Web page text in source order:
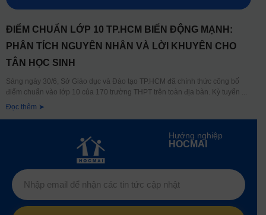
ĐIỂM CHUẨN LỚP 10 TP.HCM BIẾN ĐỘNG MẠNH:
PHÂN TÍCH NGUYÊN NHÂN VÀ LỜI KHUYÊN CHO
TÂN HỌC SINH
Sáng ngày 30/6, Sở Giáo dục và Đào tạo TP.HCM đã chính thức công bố
điểm chuẩn vào lớp 10 của 170 trường THPT trên toàn địa bàn. Kỳ tuyển
Đọc thêm ➤
Hướng nghiệp
HOCMAI